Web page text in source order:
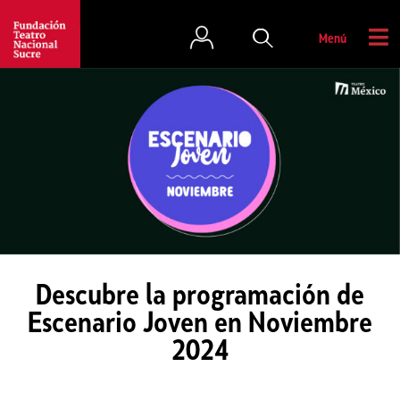
Menú
Descubre la programación de
Escenario Joven en Noviembre
2024